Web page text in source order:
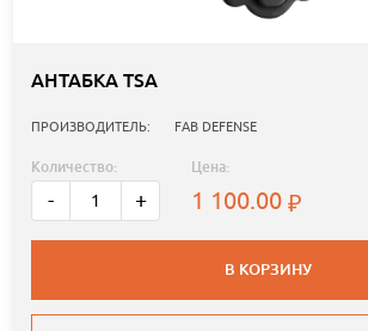
АНТАБКА TSA
ПРОИЗВОДИТЕЛЬ: FAB DEFENSE
Количество:
- +
Цена:
1 100.00
В КОРЗИНУ